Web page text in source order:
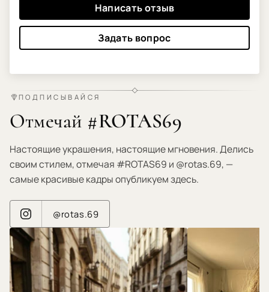
Написать отзыв
Задать вопрос
ПОДПИСЫВАЙСЯ
Отмечай #ROTAS69
Настоящие украшения, настоящие мгновения. Делись
своим стилем, отмечая #ROTAS69 и @rotas.69, —
самые красивые кадры опубликуем здесь.
@rotas.69